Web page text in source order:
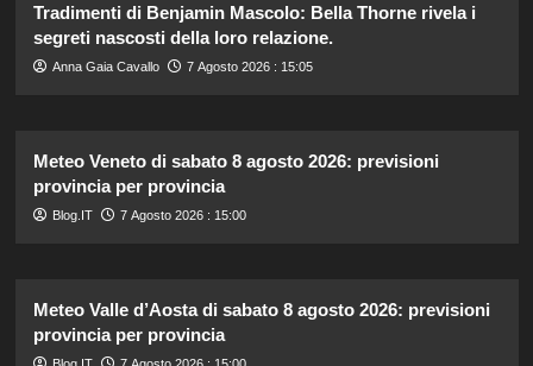
Tradimenti di Benjamin Mascolo: Bella Thorne rivela i
segreti nascosti della loro relazione.
Anna Gaia Cavallo 7 Agosto 2026 : 15:05
Meteo Veneto di sabato 8 agosto 2026: previsioni
provincia per provincia
Blog.IT 7 Agosto 2026 : 15:00
Meteo Valle d’Aosta di sabato 8 agosto 2026: previsioni
provincia per provincia
Blog.IT 7 Agosto 2026 : 15:00